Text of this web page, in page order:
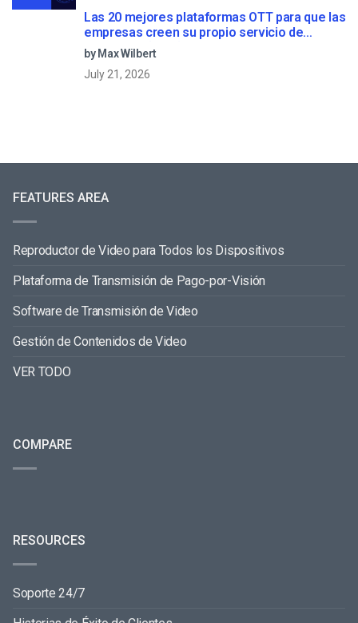
Las 20 mejores plataformas OTT para que las
empresas creen su propio servicio de
streaming (2026)
by Max Wilbert
July 21, 2026
FEATURES AREA
Reproductor de Video para Todos los Dispositivos
Plataforma de Transmisión de Pago-por-Visión
Software de Transmisión de Video
Gestión de Contenidos de Video
VER TODO
COMPARE
RESOURCES
Soporte 24/7